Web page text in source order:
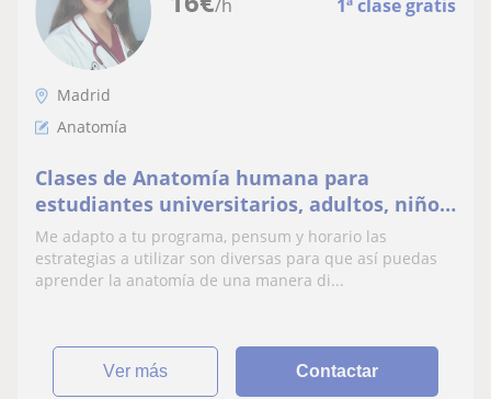
/h 1ª clase gratis
Madrid
Anatomía
Clases de Anatomía humana para
estudiantes universitarios, adultos, niños,
etc
Me adapto a tu programa, pensum y horario las
estrategias a utilizar son diversas para que así puedas
aprender la anatomía de una manera di...
ver más Contactar